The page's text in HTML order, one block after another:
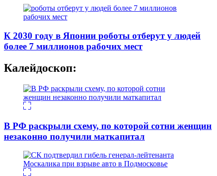
К 2030 году в Японии роботы отберут у людей
более 7 миллионов рабочих мест
Калейдоскоп:
В РФ раскрыли схему, по которой сотни женщин
незаконно получили маткапитал